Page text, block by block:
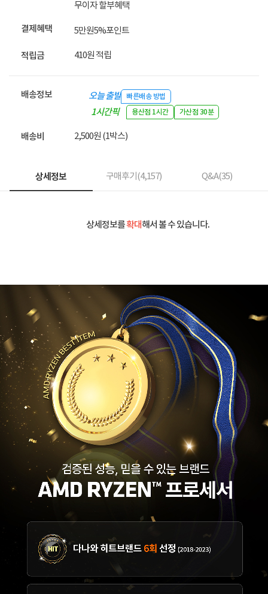
무이자 할부혜택
결제혜택 5만원5%포인트
적립금 410원 적립
배송정보 오늘 출발 빠른배송 방법
1시간픽
용산점 1시간 가산점 30분
배송비 2,500원 (1박스)
상세정보 구매후기(4,157) Q&A(35)
상세정보를확대해서 볼 수 있습니다.